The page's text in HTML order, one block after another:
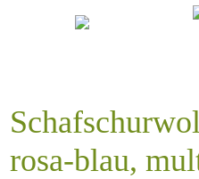
rosa-blau,